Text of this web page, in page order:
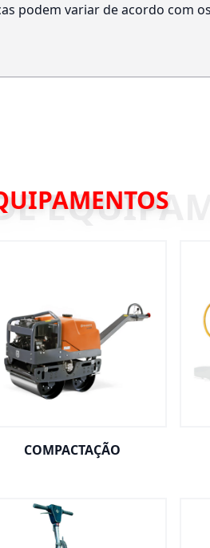
podem variar de acordo com
COMPACTAÇÃO